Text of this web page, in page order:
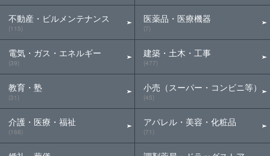
不動産・ビルメンテナンス
(115)
電気・ガス・エネルギー
(39)
教育・塾
(31)
介護・医療・福祉
(168)
医薬品・医療機器
(7)
建築・土木・工事
(477)
小売（スーパー・コンビニ等）
(45)
アパレル・美容・化粧品
(71)